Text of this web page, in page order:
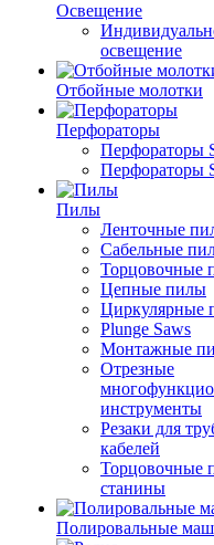
Освещение
освещение
Отбойные молотки
Перфораторы
Перфораторы
Перфораторы
Пилы
Ленточные
Сабельные
Торцовочные
Цепные пилы
Циркулярные
Plunge Saws
Монтажные
Отрезные
инструменты
Резаки для
кабелей
Торцовочные
станины
Полировальные